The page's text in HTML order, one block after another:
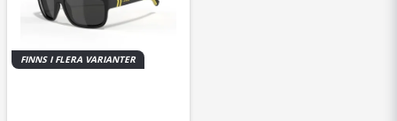
FINNS I FLERA VARIANTER